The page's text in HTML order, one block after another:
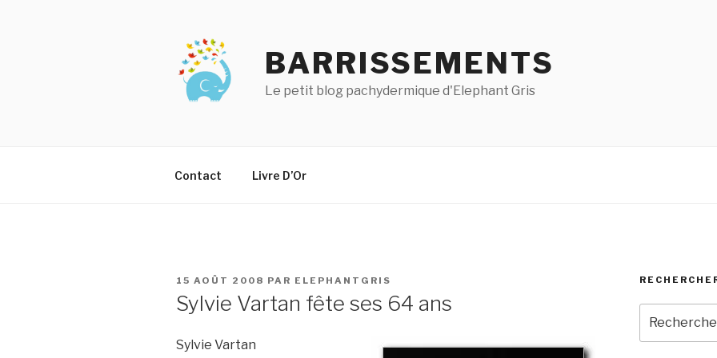
BARRISSEMENTS
Le petit blog pachydermique d'Elephant Gris
Contact Livre D’Or
PUBLIÉ
15 AOÛT 2008 PAR ELEPHANTGRIS
Sylvie Vartan fête ses 64 ans
Sylvie Vartan
pour
: